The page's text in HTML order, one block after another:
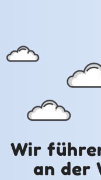
Wir
an der